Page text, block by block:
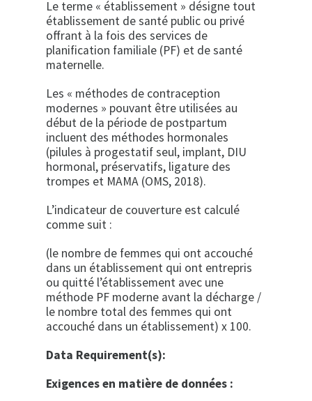
Le terme « établissement » désigne tout
établissement de santé public ou privé
offrant à la fois des services de
planification familiale (PF) et de santé
maternelle.
Les « méthodes de contraception
modernes » pouvant être utilisées au
début de la période de postpartum
incluent des méthodes hormonales
(pilules à progestatif seul, implant, DIU
hormonal, préservatifs, ligature des
trompes et MAMA (OMS, 2018).
L’indicateur de couverture est calculé
comme suit :
(le nombre de femmes qui ont accouché
dans un établissement qui ont entrepris
ou quitté l’établissement avec une
méthode PF moderne avant la décharge /
le nombre total des femmes qui ont
accouché dans un établissement) x 100.
Data Requirement(s):
Exigences en matière de données :